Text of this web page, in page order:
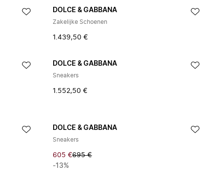
DOLCE & GABBANA
Zakelijke Schoenen
1.439,50 €
DOLCE & GABBANA
Sneakers
1.552,50 €
DOLCE & GABBANA
Sneakers
605 €695 €
-13%